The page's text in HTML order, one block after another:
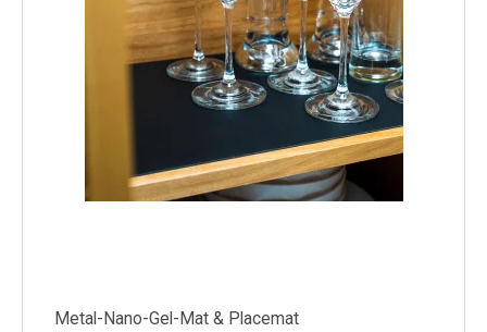
Metal-Nano-Gel-Mat & Placemat